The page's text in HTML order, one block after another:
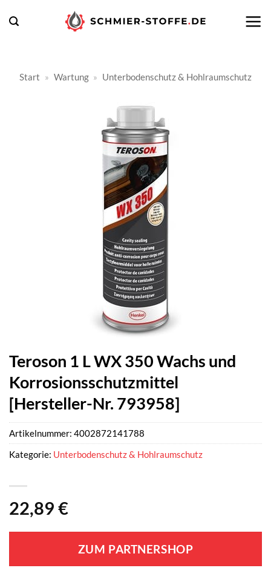
Inhalt
Start » Wartung » Unterbodenschutz & Hohlraumschutz
Teroson 1 L WX 350 Wachs und
Korrosionsschutzmittel
[Hersteller-Nr. 793958]
22,89 €
ZUM PARTNERSHOP
Artikelnummer: 4002872141788
Kategorie: Unterbodenschutz & Hohlraumschutz